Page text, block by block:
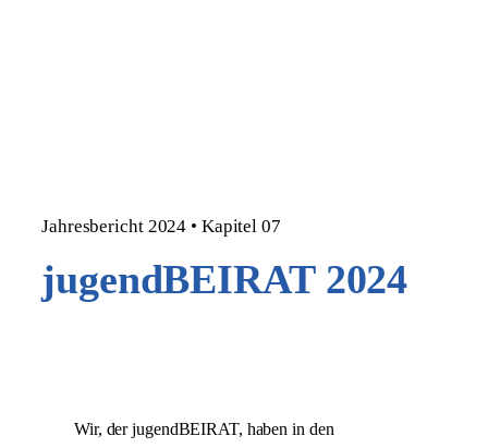
Jahresbericht 2024 • Kapitel 07
jugendBEIRAT 2024
Wir, der jugendBEIRAT, haben in den